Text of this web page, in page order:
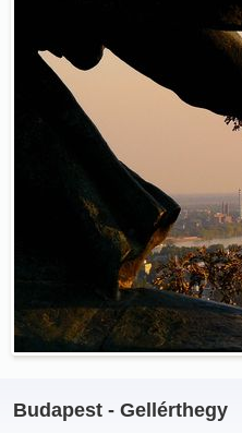
Budapest - Gellérthegy